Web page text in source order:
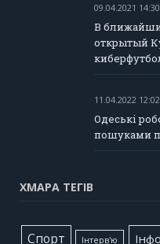
09.04.2021 14:30
В
открытый
11.04.2022 12:02
Одеські
пошуками
ХМАРА ТЕГІВ
Cпорт Інтерв'ю